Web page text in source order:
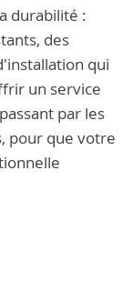
durabilité :
des
qui
un service
par les
pour que votre